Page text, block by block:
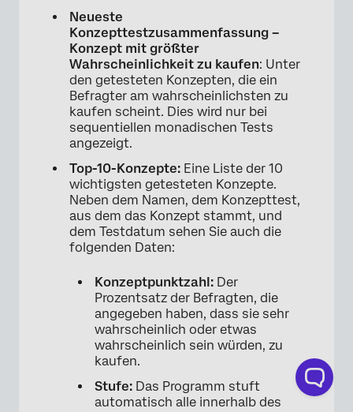
Neueste
Konzepttestzusammenfassung –
Konzept mit größter
Wahrscheinlichkeit zu kaufen: Unter
den getesteten Konzepten, die ein
Befragter am wahrscheinlichsten zu
kaufen scheint. Dies wird nur bei
sequentiellen monadischen Tests
angezeigt.
Top-10-Konzepte: Eine Liste der 10
wichtigsten getesteten Konzepte.
Neben dem Namen, dem Konzepttest,
aus dem das Konzept stammt, und
dem Testdatum sehen Sie auch die
folgenden Daten:
Konzeptpunktzahl: Der
Prozentsatz der Befragten, die
angegeben haben, dass sie sehr
wahrscheinlich oder etwas
wahrscheinlich sein würden, zu
kaufen.
Stufe: Das Programm stuft
automatisch alle innerhalb des